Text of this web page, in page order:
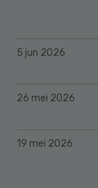
5 jun 2026
26 mei 2026
19 mei 2026